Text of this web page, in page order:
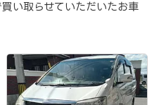
い取らせていただいたお車